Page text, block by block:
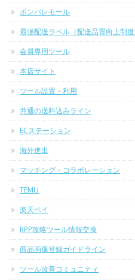
ポンパレモール
最強配送ラベル（配送品質向上制度
会員専用ツール
本店サイト
ツール設置・利用
共通の送料込みライン
ECステーション
海外進出
マッチング・コラボレーション
TEMU
楽天ペイ
RPP攻略ツール情報交換
商品画像登録ガイドライン
ツール改善コミュニティ